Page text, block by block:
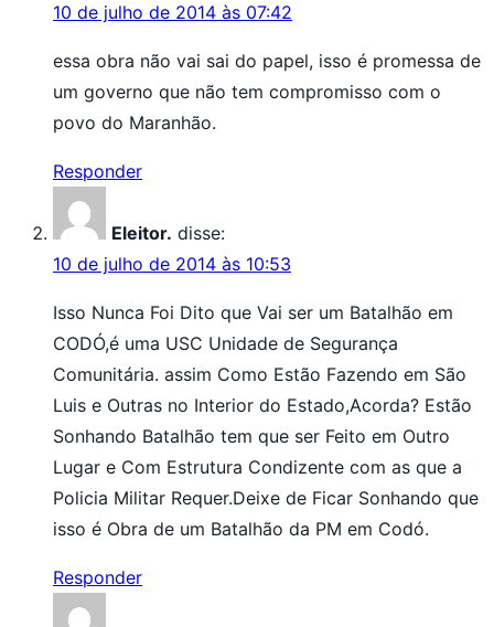
10 de julho de 2014 às 07:42
essa obra não vai sai do papel, isso é promessa de
um governo que não tem compromisso com o
povo do Maranhão.
Responder
Eleitor. disse:
10 de julho de 2014 às 10:53
Isso Nunca Foi Dito que Vai ser um Batalhão em
CODÓ,é uma USC Unidade de Segurança
Comunitária. assim Como Estão Fazendo em São
Luis e Outras no Interior do Estado,Acorda? Estão
Sonhando Batalhão tem que ser Feito em Outro
Lugar e Com Estrutura Condizente com as que a
Policia Militar Requer.Deixe de Ficar Sonhando que
isso é Obra de um Batalhão da PM em Codó.
Responder